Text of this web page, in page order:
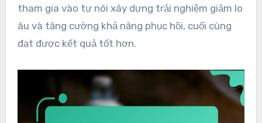
tham gia vào tự nói xây dựng trải nghiệm giảm lo
âu và tăng cường khả năng phục hồi, cuối cùng
đạt được kết quả tốt hơn.